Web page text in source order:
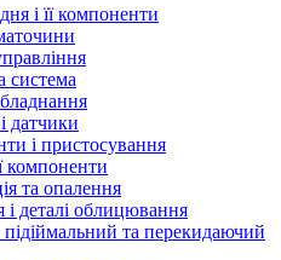
і її компоненти
система
датчики
і пристосування
компоненти
та опалення
деталі облицювання
та перекидаючий